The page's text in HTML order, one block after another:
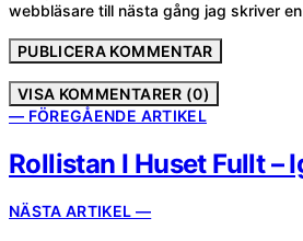
webbläsare till nästa gång jag skriver
VISA KOMMENTARER (0)
— FÖREGÅENDE ARTIKEL
Rollistan I Huset Fullt –
NÄSTA ARTIKEL —